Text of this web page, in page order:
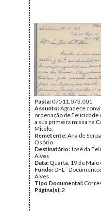
Pasta:07511.073.001
Assunto:Agradece
ordenação de Felicidade
a sua primeira missa na
Mitelo.
Remetente:Ana de
Osório
Destinatário:José da
Alves
Data: Quarta, 19 de Maio
Fundo:DFL -
Alves
Tipo Documental:
Página(s):2